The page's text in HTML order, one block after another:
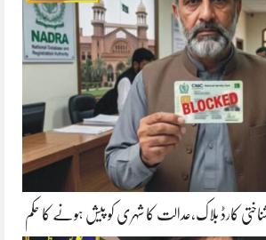
کارڈ بلاک،عدالت کا شہری کو پیش ہونے کا حکم